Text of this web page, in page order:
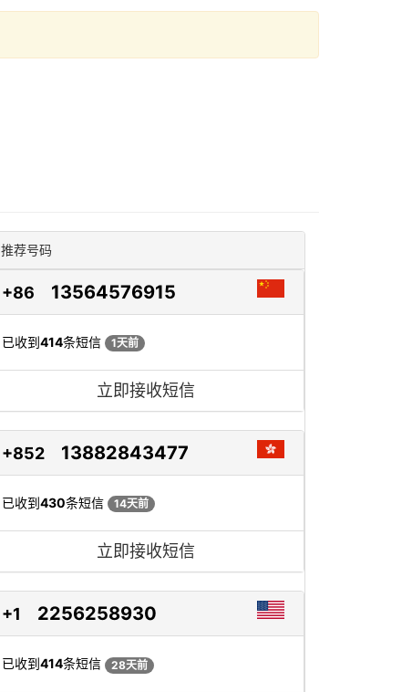
推荐号码
+86 13564576915
已收到414条短信 1天前
立即接收短信
+852 13882843477
已收到430条短信 14天前
立即接收短信
+1 2256258930
已收到414条短信 28天前